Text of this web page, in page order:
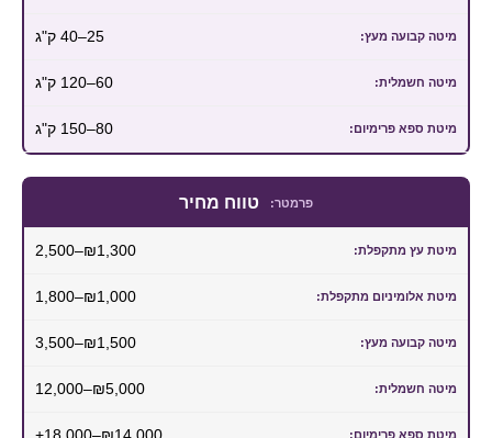
25–40 ק"ג
60–120 ק"ג
80–150 ק"ג
טווח מחיר
₪1,300–2,500
₪1,000–1,800
₪1,500–3,500
₪5,000–12,000